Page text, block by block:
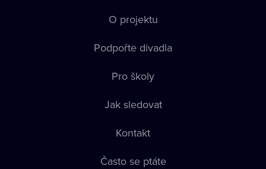
O projektu
Podpořte divadla
Pro školy
Jak sledovat
Kontakt
Často se ptáte